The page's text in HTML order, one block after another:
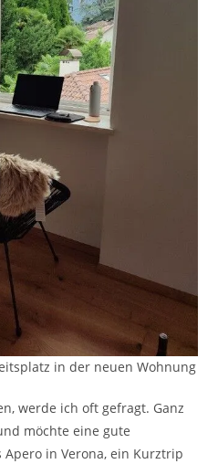
in der neuen Wohnung
werde ich oft gefragt. Ganz
möchte eine gute
in Verona, ein Kurztrip